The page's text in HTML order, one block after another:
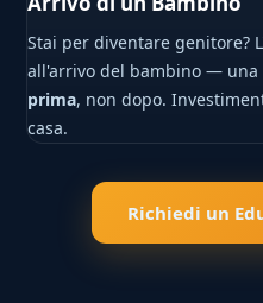
Stai per diventare genitore?
all'arrivo del bambino — una
prima, non dopo.
casa.
Richiedi un